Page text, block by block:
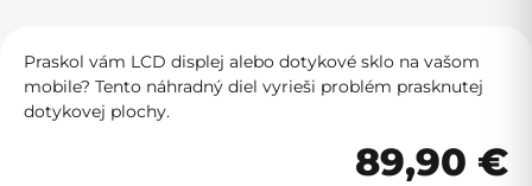
Praskol vám LCD displej alebo dotykové sklo na vašom
mobile? Tento náhradný diel vyrieši problém prasknutej
dotykovej plochy.
89,90 €